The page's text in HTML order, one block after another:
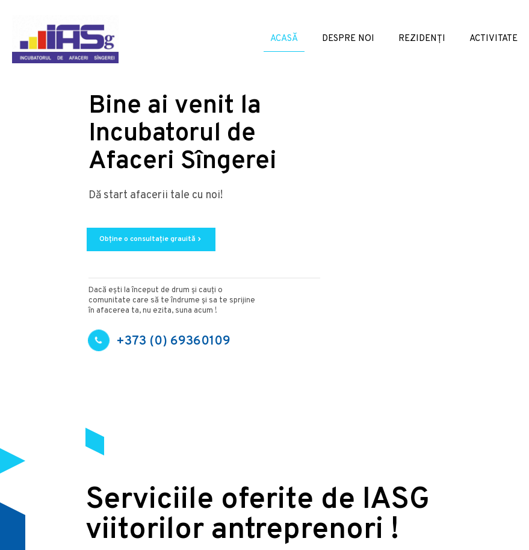
ACASĂ DESPRE NOI REZIDENȚI ACTIVITATE
Dacă ești la început de drum și cauți o
comunitate care să te îndrume și sa te sprijine
în afacerea ta, nu ezita, suna acum !
Bine ai venit la
Incubatorul de
Afaceri Sîngerei
Dă start afacerii tale cu noi!
+373 (0) 69360109
Obține o consultație grauită chevron_right
Serviciile oferite de IASG
viitorilor antreprenori !